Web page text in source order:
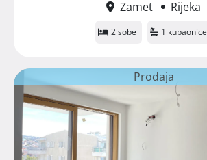
Zamet
Rijeka
2 sobe 1 kupaonice
Prodaja